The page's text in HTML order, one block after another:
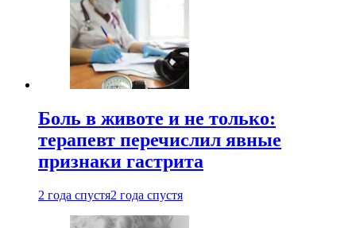
Боль в животе и не только:
терапевт перечислил явные
признаки гастрита
2 года спустя2 года спустя